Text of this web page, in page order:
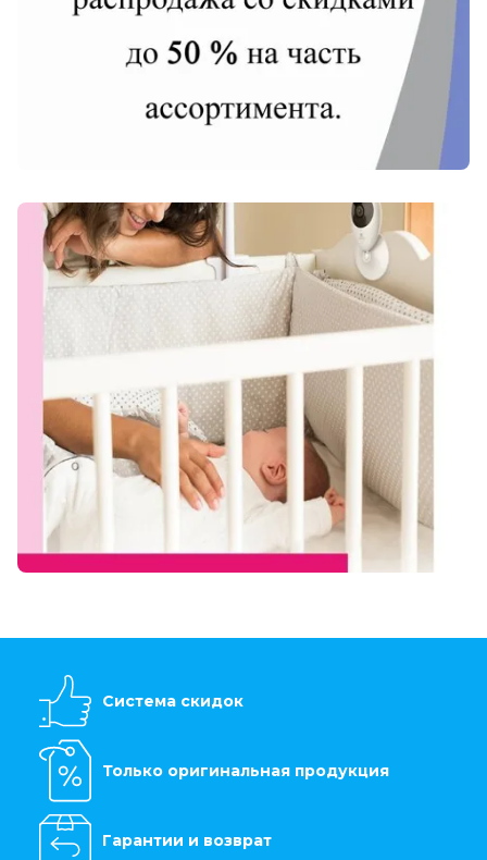
Система скидок
Только оригинальная продукция
Гарантии и возврат